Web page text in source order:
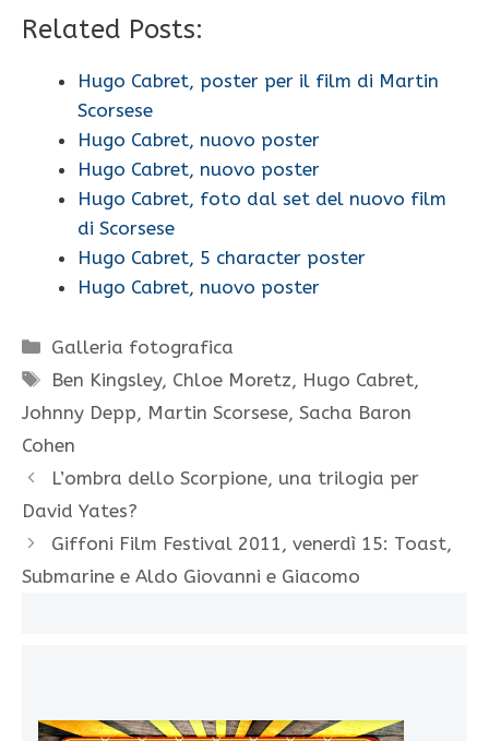
Related Posts:
Hugo Cabret, poster per il film di Martin
Scorsese
Hugo Cabret, nuovo poster
Hugo Cabret, nuovo poster
Hugo Cabret, foto dal set del nuovo film
di Scorsese
Hugo Cabret, 5 character poster
Hugo Cabret, nuovo poster
Categorie
Galleria fotografica
Tag
Ben Kingsley, Chloe Moretz, Hugo Cabret,
Johnny Depp, Martin Scorsese, Sacha Baron
Cohen
L’ombra dello Scorpione, una trilogia per
David Yates?
Giffoni Film Festival 2011, venerdì 15: Toast,
Submarine e Aldo Giovanni e Giacomo